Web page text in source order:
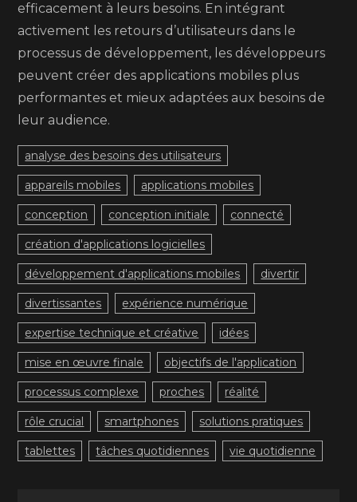
efficacement à leurs besoins. En intégrant
activement les retours d’utilisateurs dans le
processus de développement, les développeurs
peuvent créer des applications mobiles plus
performantes et mieux adaptées aux besoins de
leur audience.
analyse des besoins des utilisateurs
appareils mobiles applications mobiles
conception conception initiale connecté
création d'applications logicielles
développement d'applications mobiles divertir
divertissantes expérience numérique
expertise technique et créative idées
mise en œuvre finale objectifs de l'application
processus complexe proches réalité
rôle crucial smartphones solutions pratiques
tablettes tâches quotidiennes vie quotidienne